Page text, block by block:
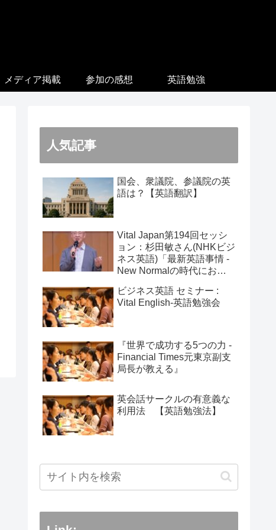
メディア掲載 参加の感想 英語勉強
人気記事
国会、衆議院、参議院の英
語は？【英語翻訳】
Vital Japan第194回セッシ
ョン：杉田敏さん(NHKビジ
ネス英語)「最新英語事情 -
New Normalの時代におけ
ビジネス英語 セミナー :
Vital English-英語勉強会
『世界で成功する5つの力 -
Financial Times元東京副支
局長が教える』
英会話サークルの有意義な
利用法 【英語勉強法】